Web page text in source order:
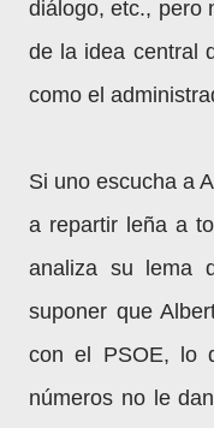
diálogo, etc., pero
de la idea central
como el
Si uno escucha a
a repartir leña a
analiza su lema
suponer que
con el PSOE, lo
números no le